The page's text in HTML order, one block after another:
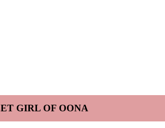
GIRL OF OONA